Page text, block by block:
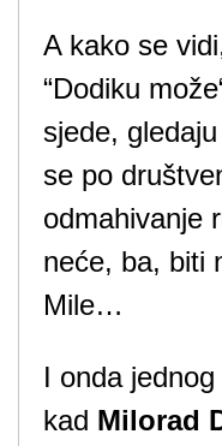
A kako se
“Dodiku
sjede,
se po
odmahivanje
neće, ba, biti
Mile…
I onda
kad Milorad